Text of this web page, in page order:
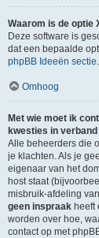
Waarom is de optie
Deze software is
dat een bepaalde
phpBB Ideeën sectie.
Omhoog
Met wie moet ik
kwesties in
Alle beheerders die
je klachten. Als je
eigenaar van het
host staat
misbruik-afdeling
geen inspraak heeft
worden over hoe,
contact op met